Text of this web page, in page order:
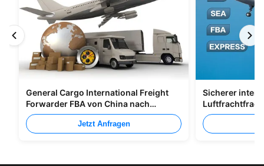
General Cargo International Freight
Forwarder FBA von China nach
Großbritannien Italien Portugal
Jetzt Anfragen
Sicherer
Shenzhen